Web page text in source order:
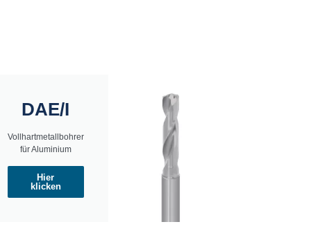
DAE/I
Vollhartmetallbohrer
für Aluminium
Hier
klicken